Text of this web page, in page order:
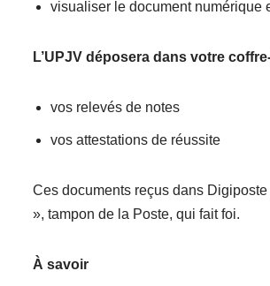
visualiser le document numérique
L’UPJV déposera dans votre
vos relevés de notes
vos attestations de réussite
Ces documents reçus dans
», tampon de la Poste, qui fait foi.
À savoir